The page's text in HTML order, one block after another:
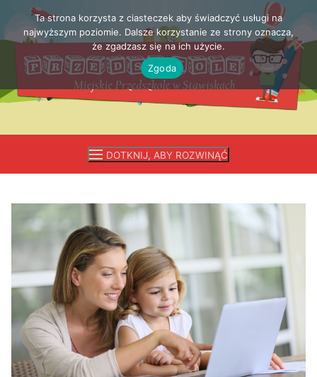
Przejdź
treści
DOTKNIJ, ABY ROZWINĄĆ
Ta strona korzysta z ciasteczek aby świadczyć usługi na
najwyższym poziomie. Dalsze korzystanie ze strony oznacza,
że zgadzasz się na ich użycie.
Zgoda